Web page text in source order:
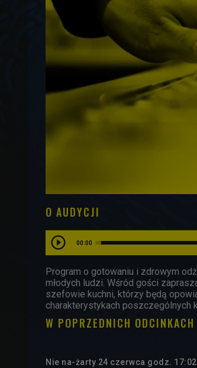
O AUDYCJI
00:00
Program o gotowaniu i zdrowym
młodych ludzi. Wśród gości
szefowie kuchni, którzy będą
charakterystykach poszczególnych
W POPRZEDNICH ODCINKACH
Nie na-żarty 24 czerwca godz. 17:02